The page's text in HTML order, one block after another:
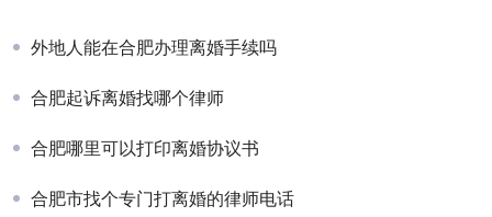
外地人能在合肥办理离婚手续吗
合肥起诉离婚找哪个律师
合肥哪里可以打印离婚协议书
合肥市找个专门打离婚的律师电话